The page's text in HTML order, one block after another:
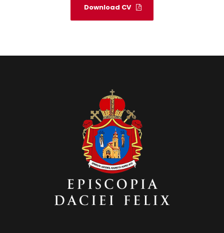
Download CV